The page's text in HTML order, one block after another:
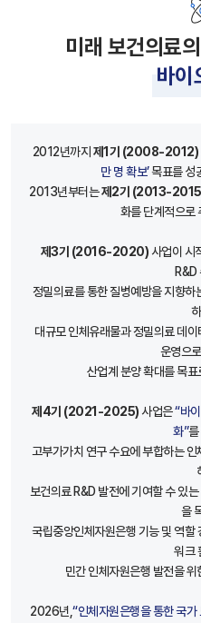
미래 보건의료
바이
2012년까지 제1기 (2008-2012)
만 명 확보’목표를 성
2013년부터는제2기 (2013-
화를 단계적으로
제3기 (2016-2020) 사업이 시
R&D
정밀의료를 통한 질병예방을 지향하
대규모 인체유래물과 정밀의료 데
운영으
산업계 분양 확대를 목
제4기 (2021-2025) 사업은“바
화”를
고부가가치 연구 수요에 부합하는
보건의료 R&D 발전에 기여할 수 있
을
국립중앙인체자원은행 기능 및 역할
워크
민간 인체자원은행 발전을
2026년, “인체자원은행을 통한 국가